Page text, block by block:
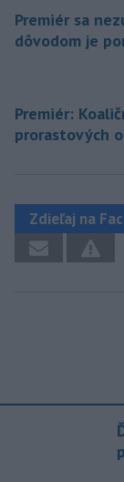
Premiér sa
dôvodom je
Premiér:
prorastových
Zdieľaj na